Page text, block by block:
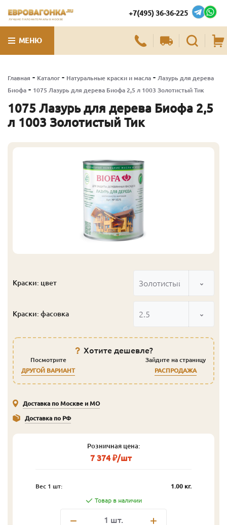
ЛУЧШИЕ ПИЛОМАТЕРИАЛЫ В МОСКВЕ
+7(495) 36-36-225
МЕНЮ
Главная - Каталог - Натуральные краски и масла - Лазурь для дерева
Биофа - 1075 Лазурь для дерева Биофа 2,5 л 1003 Золотистый Тик
1075 Лазурь для дерева Биофа 2,5
л 1003 Золотистый Тик
Краски: цвет Золотистый Тик
Краски: фасовка 2.5
Хотите дешевле?
Посмотрите
ДРУГОЙ ВАРИАНТ
Зайдите на страницу
РАСПРОДАЖА
Доставка по Москве и МО
Доставка по РФ
Розничная цена:
7 374 ₽/шт
Вес 1 шт: 1.00 кг.
Товар в наличии
1 шт.